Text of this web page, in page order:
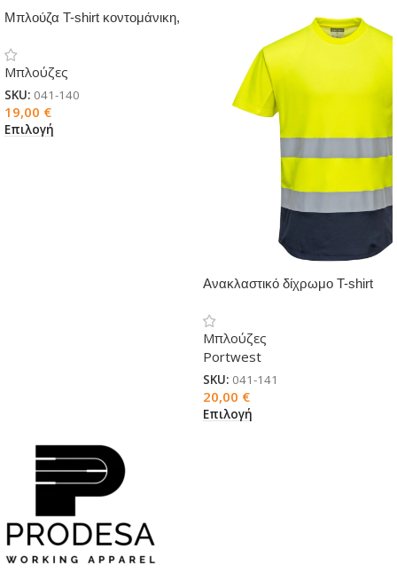
Μπλούζα T-shirt κοντομάνικη,
Μπλούζες
SKU: 041-140
19,00 €
Επιλογή
Ανακλαστικό δίχρωμο T-shirt
Μπλούζες
Portwest
SKU: 041-141
20,00 €
Επιλογή